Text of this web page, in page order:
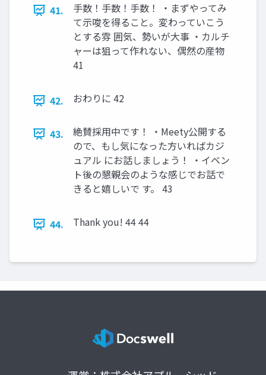
41.
手数！手数！手数！ ・まずやってみ
て示唆を得ること。変わっていこう
とする雰 囲気、勢いが大事 ・カルチ
ャーは狙って作れない、偶然の産物
41
42. おわりに 42
43.
絶賛採用中です！ ・Meety公開する
ので、もし気になった方いればカジ
ュアル にお話しましょう！ ・イベン
ト後の懇親会のような感じでお話で
きると嬉しいで す。 43
44. Thank you! 44 44